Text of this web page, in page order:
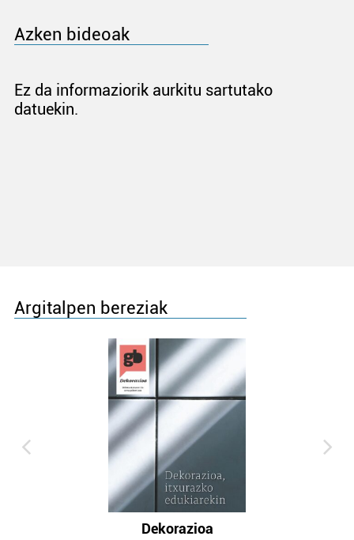
Azken bideoak
Ez da informaziorik aurkitu sartutako
datuekin.
Argitalpen bereziak
Dekorazioa